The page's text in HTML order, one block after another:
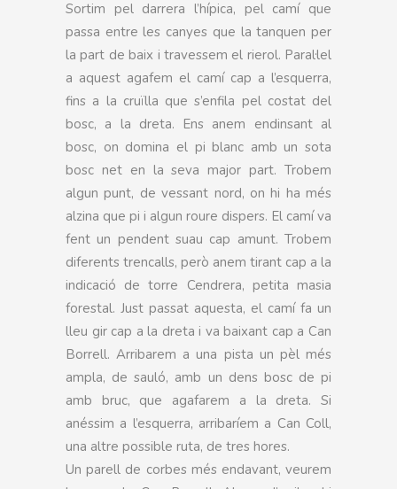
Sortim pel darrera l’hípica, pel camí que
passa entre les canyes que la tanquen per
la part de baix i travessem el rierol. Paral·lel
a aquest agafem el camí cap a l’esquerra,
fins a la cruïlla que s’enfila pel costat del
bosc, a la dreta. Ens anem endinsant al
bosc, on domina el pi blanc amb un sota
bosc net en la seva major part. Trobem
algun punt, de vessant nord, on hi ha més
alzina que pi i algun roure dispers. El camí va
fent un pendent suau cap amunt. Trobem
diferents trencalls, però anem tirant cap a la
indicació de torre Cendrera, petita masia
forestal. Just passat aquesta, el camí fa un
lleu gir cap a la dreta i va baixant cap a Can
Borrell. Arribarem a una pista un pèl més
ampla, de sauló, amb un dens bosc de pi
amb bruc, que agafarem a la dreta. Si
anéssim a l’esquerra, arribaríem a Can Coll,
una altre possible ruta, de tres hores.
Un parell de corbes més endavant, veurem